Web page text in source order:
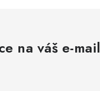
na váš e-mail